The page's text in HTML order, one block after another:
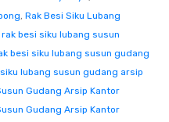
, Rak Besi Siku Lubang
rak besi siku lubang susun
besi siku lubang susun gudang
lubang susun gudang arsip
Gudang Arsip Kantor
Gudang Arsip Kantor